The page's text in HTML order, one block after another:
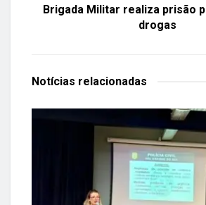
Brigada Militar realiza prisão
drogas
Notícias relacionadas